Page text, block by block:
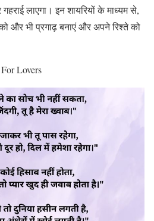
लाएगा। इन शायरियों के माध्यम से,
और भी प्रगाढ़ बनाएं और अपने रिश्ते को
Lovers